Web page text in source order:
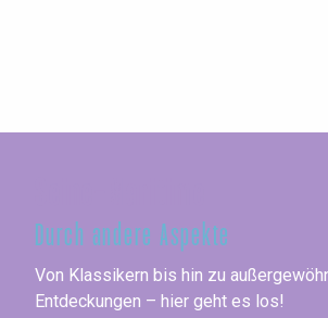
Durch andere Aspekte
Von Klassikern bis hin zu
Entdeckungen – hier geht es los!